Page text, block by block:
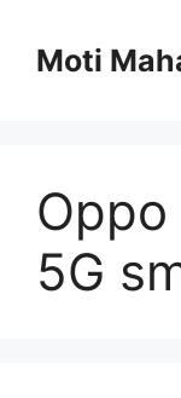
content
Moti
Oppo
5G